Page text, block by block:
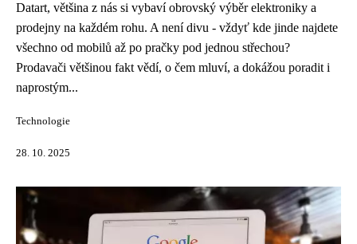
Datart, většina z nás si vybaví obrovský výběr elektroniky a
prodejny na každém rohu. A není divu - vždyť kde jinde najdete
všechno od mobilů až po pračky pod jednou střechou?
Prodavači většinou fakt vědí, o čem mluví, a dokážou poradit i
naprostým...
Technologie
28. 10. 2025